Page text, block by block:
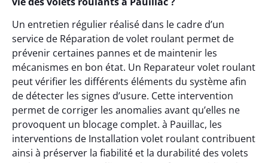
Un entretien régulier réalisé dans le cadre d’un
service de Réparation de volet roulant permet de
prévenir certaines pannes et de maintenir les
mécanismes en bon état. Un Reparateur volet roulant
peut vérifier les différents éléments du système afin
de détecter les signes d’usure. Cette intervention
permet de corriger les anomalies avant qu’elles ne
provoquent un blocage complet. à Pauillac, les
interventions de Installation volet roulant contribuent
ainsi à préserver la fiabilité et la durabilité des volets